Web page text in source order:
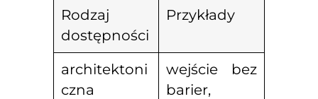
Rodzaj
dostępności
Przykłady
architektoni
czna
wejście bez
barier,